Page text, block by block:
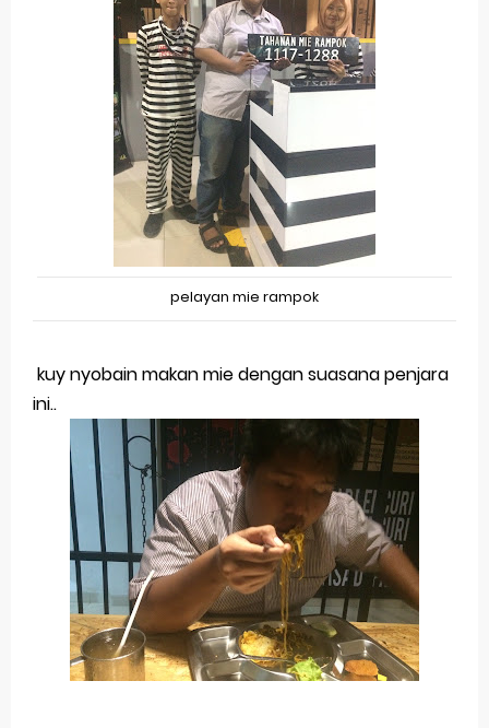
pelayan mie rampok
kuy nyobain makan mie dengan suasana penjara
ini..